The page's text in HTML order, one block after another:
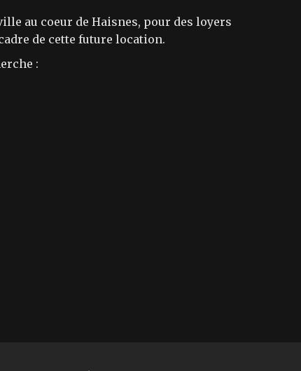
au coeur de Haisnes, pour des loyers
de cette future location.
: